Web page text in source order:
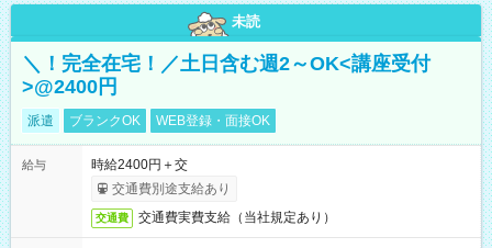
未読
＼！完全在宅！／土日含む週2～OK<講座受付
>@2400円
派遣 ブランクOK WEB登録・面接OK
給与
時給2400円＋交
交通費別途支給あり
交通費 交通費実費支給（当社規定あり）